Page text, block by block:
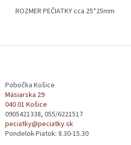
ROZMER PEČIATKY cca 25*25mm
Pobočka Košice
Mäsiarska 29
040 01 Košice
0905421338, 055/6221517
peciatky@peciatky.sk
Pondelok-Piatok: 8.30-15.30